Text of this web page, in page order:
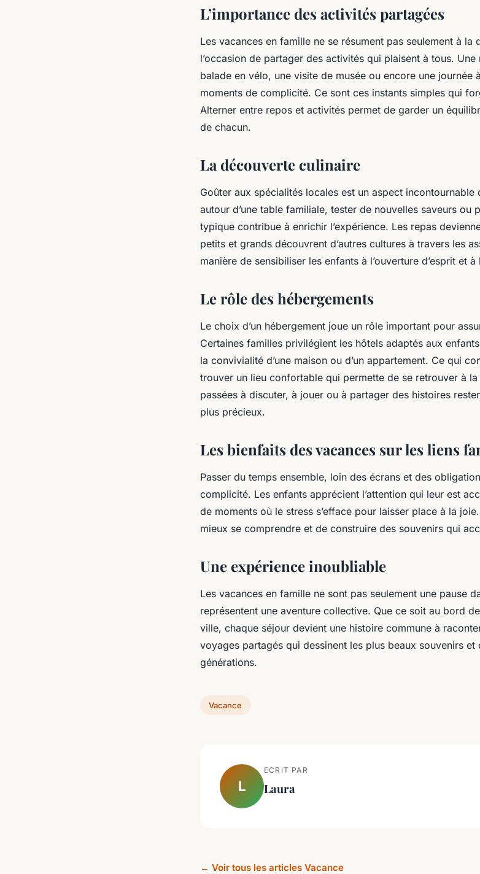
L’importance des activités partagées
Les vacances en famille ne se résument pas seulement à la
l’occasion de partager des activités qui plaisent à tous.
balade en vélo, une visite de musée ou encore une journée
moments de complicité. Ce sont ces instants simples qui
Alterner entre repos et activités permet de garder un
de chacun.
La découverte culinaire
Goûter aux spécialités locales est un aspect incontournable
autour d’une table familiale, tester de nouvelles saveurs ou
typique contribue à enrichir l’expérience. Les repas
petits et grands découvrent d’autres cultures à travers les
manière de sensibiliser les enfants à l’ouverture d’esprit et
Le rôle des hébergements
Le choix d’un hébergement joue un rôle important pour
Certaines familles privilégient les hôtels adaptés aux
la convivialité d’une maison ou d’un appartement. Ce qui
trouver un lieu confortable qui permette de se retrouver à
passées à discuter, à jouer ou à partager des histoires
plus précieux.
Les bienfaits des vacances sur les liens
Passer du temps ensemble, loin des écrans et des
complicité. Les enfants apprécient l’attention qui leur est
de moments où le stress s’efface pour laisser place à la
mieux se comprendre et de construire des souvenirs qui
Une expérience inoubliable
Les vacances en famille ne sont pas seulement une pause
représentent une aventure collective. Que ce soit au bord
ville, chaque séjour devient une histoire commune à
voyages partagés qui dessinent les plus beaux souvenirs
générations.
Vacance
L
ECRIT PAR
Laura
← Voir tous les articles Vacance